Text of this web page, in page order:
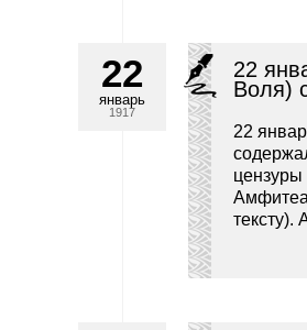
22
январь
1917
22
Воля)
22
цензуры
тексту).